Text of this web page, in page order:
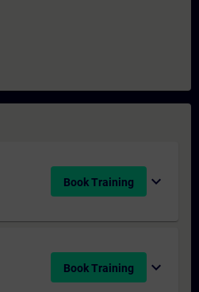
Book Training expand_more
Book Training expand_more